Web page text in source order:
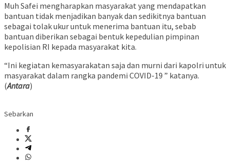
Muh Safei mengharapkan masyarakat yang mendapatkan
bantuan tidak menjadikan banyak dan sedikitnya bantuan
sebagai tolak ukur untuk menerima bantuan itu, sebab
bantuan diberikan sebagai bentuk kepedulian pimpinan
kepolisian RI kepada masyarakat kita.
“Ini kegiatan kemasyarakatan saja dan murni dari kapolri untuk
masyarakat dalam rangka pandemi COVID-19 ” katanya.
(Antara)
Sebarkan